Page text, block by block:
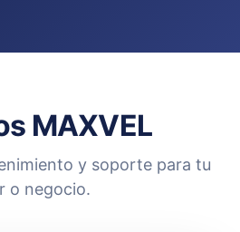
MAXVEL
y soporte para tu
o negocio.